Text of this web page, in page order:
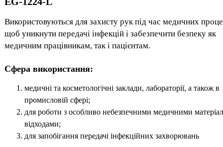
Використовуються для захисту рук під час медичних
щоб уникнути передачі інфекцій і забезпечити безпеку як
медичним працівникам, так і пацієнтам.
Сфера використання:
медичні та косметологічні заклади, лабораторії, а також в
промисловій сфері;
для роботи з особливо небезпечними медичними
відходами;
для запобігання передачі інфекційних захворювань